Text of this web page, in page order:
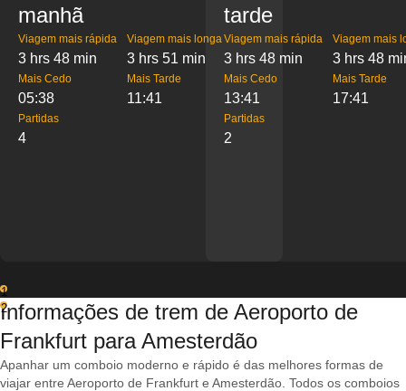
manhã
Viagem mais rápida
3 hrs 48 min
Viagem mais longa
3 hrs 51 min
Mais Cedo
05:38
Mais Tarde
11:41
Partidas
4
tarde
Viagem mais rápida
3 hrs 48 min
Viagem mais
3 hrs 48
Mais Cedo
13:41
Mais Tarde
17:41
Partidas
2
1
2
Informações de trem de Aeroporto de
Frankfurt para Amesterdão
Apanhar um comboio moderno e rápido é das melhores formas de
viajar entre Aeroporto de Frankfurt e Amesterdão. Todos os comboios